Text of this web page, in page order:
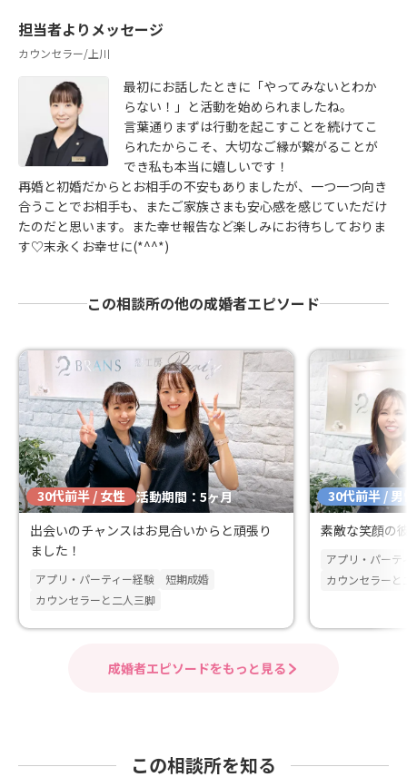
担当者よりメッセージ
カウンセラー/上川
最初にお話したときに「やってみないとわか
らない！」と活動を始められましたね。
言葉通りまずは行動を起こすことを続けてこ
られたからこそ、大切なご縁が繋がることが
でき私も本当に嬉しいです！
再婚と初婚だからとお相手の不安もありましたが、一つ一つ向き
合うことでお相手も、またご家族さまも安心感を感じていただけ
たのだと思います。また幸せ報告など楽しみにお待ちしておりま
す♡末永くお幸せに(*^^*)
この相談所の他の成婚者エピソード
30代前半 / 女性 活動期間：5ヶ月
出会いのチャンスはお見合いからと頑張り
ました！
アプリ・パーティー経験
短期成婚
カウンセラーと二人三脚
30代前半 / 男
素敵な笑顔の
アプリ・パーテ
カウンセラーと
成婚者エピソードをもっと見る
この相談所を知る